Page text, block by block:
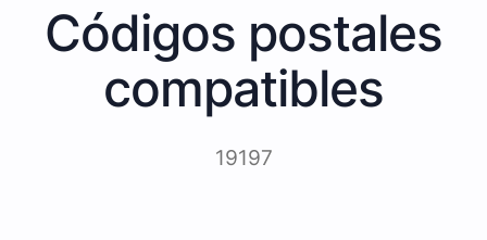
Códigos postales
compatibles
19197